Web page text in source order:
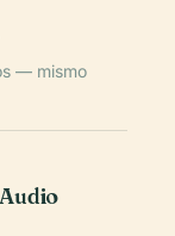
— mismo